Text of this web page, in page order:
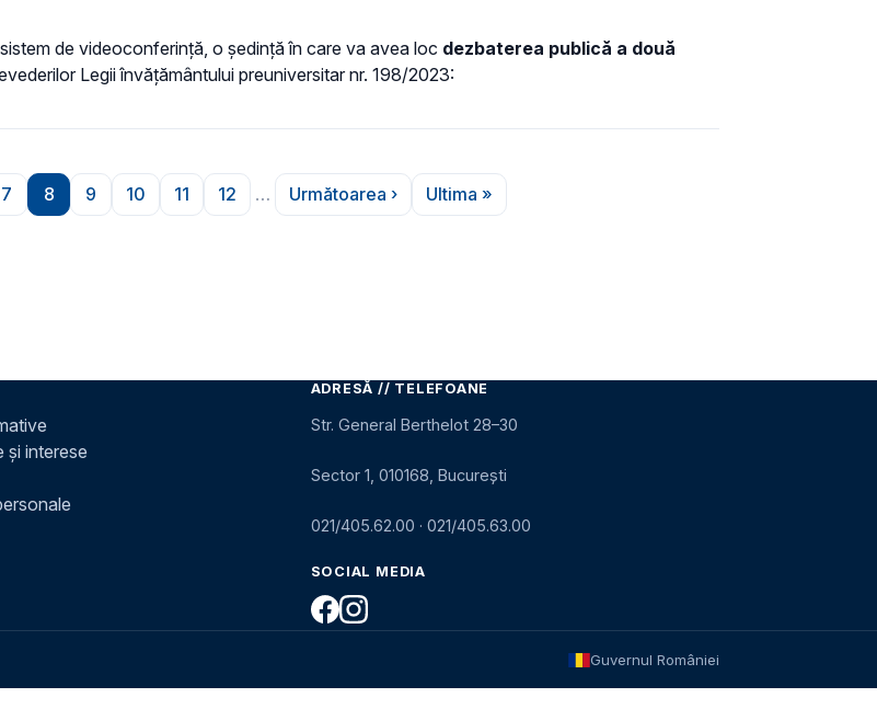
de videoconferință, o ședință în care va avea loc dezbaterea publică a două
Legii învățământului preuniversitar nr. 198/2023:
Pagina
7
Pagina
8
Pagina
9
Pagina
10
Pagina
11
Pagina
12 …
Pagina următoare
Următoarea ›
Ultima pagină
Ultima »
și interese
ADRESĂ // TELEFOANE
Str. General Berthelot 28–30
Sector 1, 010168, București
021/405.62.00 · 021/405.63.00
SOCIAL MEDIA
Guvernul României